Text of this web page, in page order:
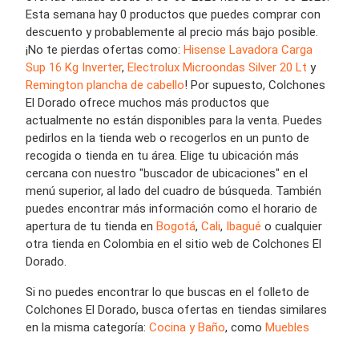
Esta semana hay 0 productos que puedes comprar con
descuento y probablemente al precio más bajo posible.
¡No te pierdas ofertas como: Hisense Lavadora Carga
Sup 16 Kg Inverter, Electrolux Microondas Silver 20 Lt y
Remington plancha de cabello! Por supuesto, Colchones
El Dorado ofrece muchos más productos que
actualmente no están disponibles para la venta. Puedes
pedirlos en la tienda web o recogerlos en un punto de
recogida o tienda en tu área. Elige tu ubicación más
cercana con nuestro "buscador de ubicaciones" en el
menú superior, al lado del cuadro de búsqueda. También
puedes encontrar más información como el horario de
apertura de tu tienda en Bogotá, Cali, Ibagué o cualquier
otra tienda en Colombia en el sitio web de Colchones El
Dorado.
Si no puedes encontrar lo que buscas en el folleto de
Colchones El Dorado, busca ofertas en tiendas similares
en la misma categoría: Cocina y Baño, como Muebles